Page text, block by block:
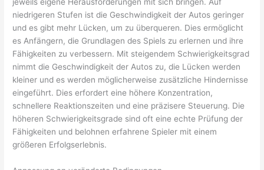
jeweils eigene Herausforderungen mit sich bringen. Auf
niedrigeren Stufen ist die Geschwindigkeit der Autos geringer
und es gibt mehr Lücken, um zu überqueren. Dies ermöglicht
es Anfängern, die Grundlagen des Spiels zu erlernen und ihre
Fähigkeiten zu verbessern. Mit steigendem Schwierigkeitsgrad
nimmt die Geschwindigkeit der Autos zu, die Lücken werden
kleiner und es werden möglicherweise zusätzliche Hindernisse
eingeführt. Dies erfordert eine höhere Konzentration,
schnellere Reaktionszeiten und eine präzisere Steuerung. Die
höheren Schwierigkeitsgrade sind oft eine echte Prüfung der
Fähigkeiten und belohnen erfahrene Spieler mit einem
größeren Erfolgserlebnis.